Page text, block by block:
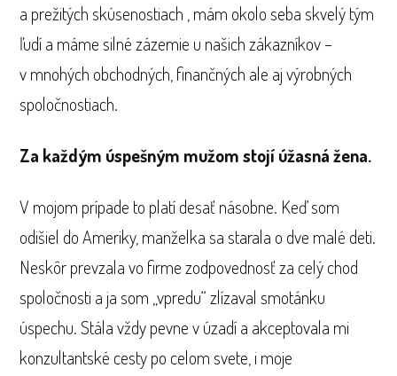
a prežitých skúsenostiach , mám okolo seba skvelý tým
ľudí a máme silné zázemie u našich zákazníkov –
v mnohých obchodných, finančných ale aj výrobných
spoločnostiach.
Za každým úspešným mužom stojí úžasná žena.
V mojom prípade to platí desať násobne. Keď som
odišiel do Ameriky, manželka sa starala o dve malé deti.
Neskôr prevzala vo firme zodpovednosť za celý chod
spoločnosti a ja som „vpredu“ zlízaval smotánku
úspechu. Stála vždy pevne v úzadí a akceptovala mi
konzultantské cesty po celom svete, i moje